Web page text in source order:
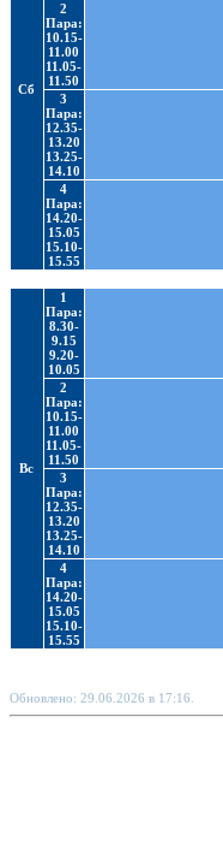
Сб
2
Пара:
10.15-
11.00
11.05-
11.50
3
Пара:
12.35-
13.20
13.25-
14.10
4
Пара:
14.20-
15.05
15.10-
15.55
Вс
1
Пара:
8.30-
9.15
9.20-
10.05
2
Пара:
10.15-
11.00
11.05-
11.50
3
Пара:
12.35-
13.20
13.25-
14.10
4
Пара:
14.20-
15.05
15.10-
15.55
Обновлено: 29.06.2026 в 17:16.